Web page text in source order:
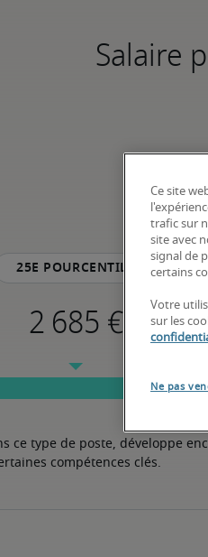
Salaire
25e pourcentile
ce type de poste, développe
compétences clés.
Ce site
trafic sur
site avec
signal de
certains
Votre
sur les
Ne pas